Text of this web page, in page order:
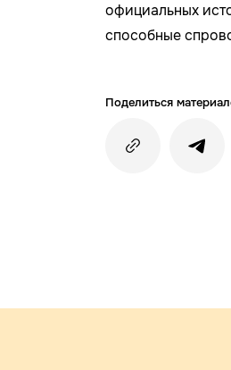
официальных
способные
Поделиться